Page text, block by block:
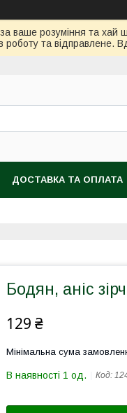
ваше розуміння та
та відправлене.
ДОСТАВКА ТА ОПЛАТА
Бодян, аніс
129 ₴
Мінімальна сума
В наявності 1 од. Код: